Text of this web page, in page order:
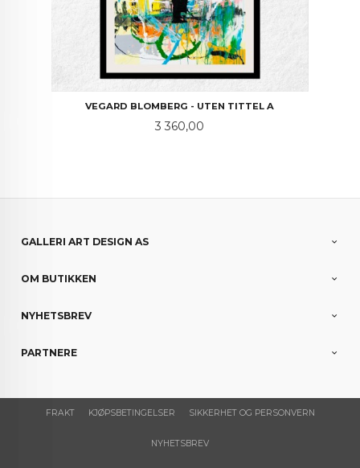
VEGARD BLOMBERG - UTEN TITTEL A
Pris
3 360,00
GALLERI ART DESIGN AS
OM BUTIKKEN
NYHETSBREV
PARTNERE
FRAKT KJØPSBETINGELSER SIKKERHET OG PERSONVERN
NYHETSBREV